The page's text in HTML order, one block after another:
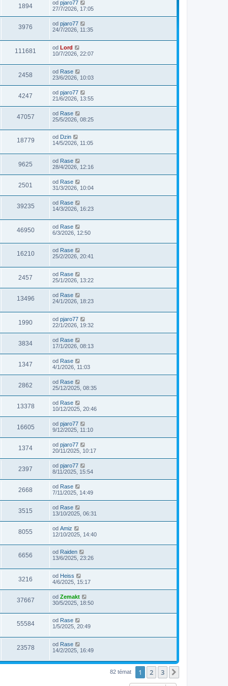
1894 od pjaro77
27/7/2026, 17:05
3976 od pjaro77
24/7/2026, 11:35
111681 od Lord
10/7/2026, 22:07
2458 od Rase
23/6/2026, 10:03
4247 od pjaro77
21/6/2026, 13:55
47057 od Rase
25/5/2026, 08:25
18779 od Dzin
14/5/2026, 11:05
9625 od Rase
28/4/2026, 12:16
2501 od Rase
31/3/2026, 10:04
39235 od Rase
14/3/2026, 16:23
46950 od Rase
6/3/2026, 12:50
16210 od Rase
25/2/2026, 20:41
2457 od Rase
25/1/2026, 13:22
13496 od Rase
24/1/2026, 18:23
1990 od pjaro77
22/1/2026, 19:32
3834 od Rase
17/1/2026, 08:13
1347 od Rase
4/1/2026, 11:03
2862 od Rase
25/12/2025, 08:35
13378 od Rase
10/12/2025, 20:46
16605 od pjaro77
9/12/2025, 11:10
1374 od pjaro77
20/11/2025, 10:17
2397 od pjaro77
8/11/2025, 15:54
2668 od Rase
7/11/2025, 14:49
3515 od Rase
13/10/2025, 06:31
8055 od Amiz
12/10/2025, 14:40
6656 od Raiden
13/6/2025, 23:26
3216 od Heiss
4/6/2025, 15:17
37667 od Zemakt
30/5/2025, 18:50
55584 od Rase
1/5/2025, 20:49
23578 od Rase
14/2/2025, 16:49
82 témat 1 2 3